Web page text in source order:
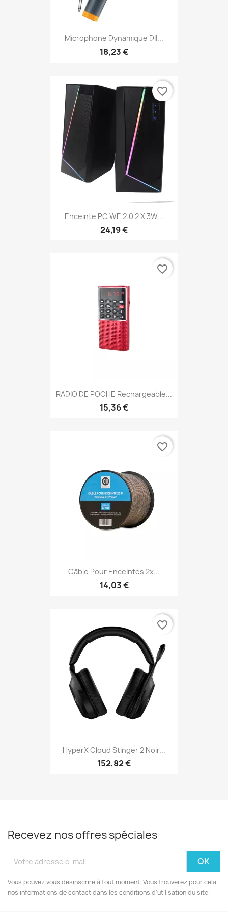
Microphone Dynamique DII...
18,23 €
Enceinte PC WE 2.0 2 X 3W...
24,19 €
favorite_border
RADIO DE POCHE Rechargeable...
15,36 €
favorite_border
Câble Pour Enceintes 2x...
14,03 €
favorite_border
HyperX Cloud Stinger 2 Noir...
152,82 €
favorite_border
Recevez nos offres spéciales
Vous pouvez vous désinscrire à tout moment. Vous trouverez pour cela
nos informations de contact dans les conditions d'utilisation du site.